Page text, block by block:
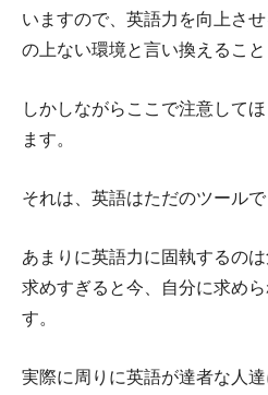
いますので、英語力を向上さ
の上ない環境と言い換えること
しかしながらここで注意して
ます。
それは、英語はただのツール
あまりに英語力に固執するの
求めすぎると今、自分に求め
す。
実際に周りに英語が達者な人